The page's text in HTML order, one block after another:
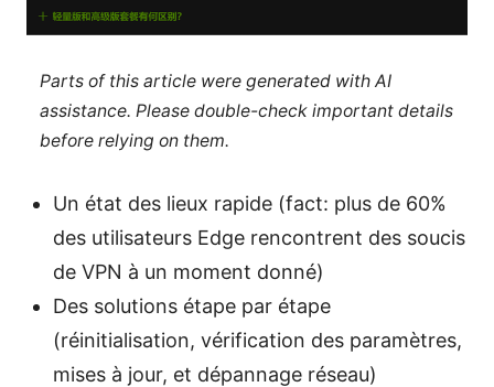
Parts of this article were generated with AI
assistance. Please double-check important details
before relying on them.
Un état des lieux rapide (fact: plus de 60%
des utilisateurs Edge rencontrent des soucis
de VPN à un moment donné)
Des solutions étape par étape
(réinitialisation, vérification des paramètres,
mises à jour, et dépannage réseau)